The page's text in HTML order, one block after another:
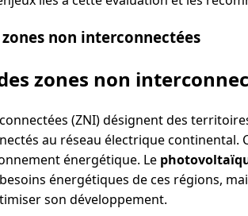
non interconnectées
zones non
(ZNI) désignent des
au réseau électrique continental.
énergétique. Le
énergétiques de ces régions,
son développement.